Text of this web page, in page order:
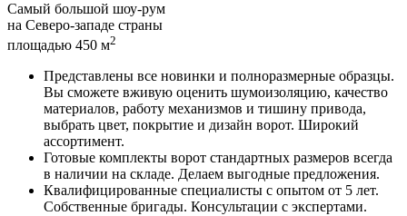
Самый большой шоу-рум
на Северо-западе страны
площадью 450 м2
Представлены все новинки и полноразмерные образцы.
Вы сможете вживую оценить шумоизоляцию, качество
материалов, работу механизмов и тишину привода,
выбрать цвет, покрытие и дизайн ворот. Широкий
ассортимент.
Готовые комплекты ворот стандартных размеров всегда
в наличии на складе. Делаем выгодные предложения.
Квалифицированные специалисты с опытом от 5 лет.
Собственные бригады. Консультации с экспертами.